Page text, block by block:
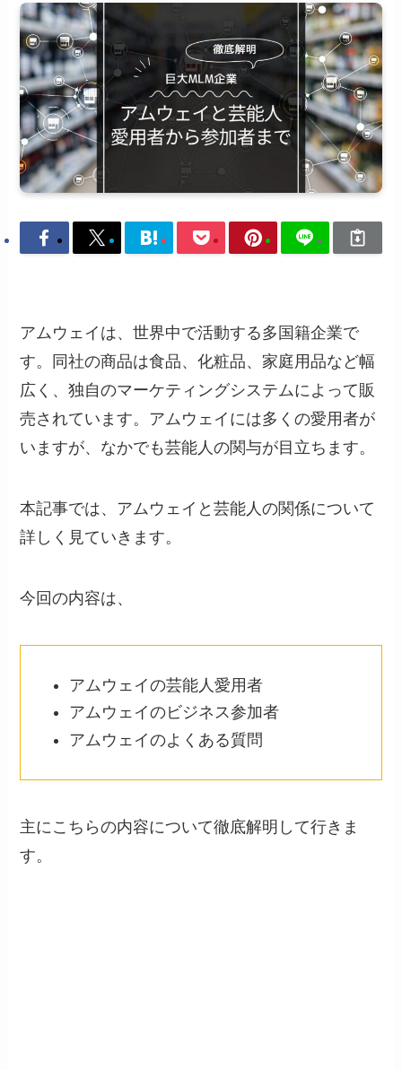
アムウェイは、世界中で活動する多国籍企業で
す。同社の商品は食品、化粧品、家庭用品など幅
広く、独自のマーケティングシステムによって販
売されています。アムウェイには多くの愛用者が
いますが、なかでも芸能人の関与が目立ちます。
本記事では、アムウェイと芸能人の関係について
詳しく見ていきます。
今回の内容は、
アムウェイの芸能人愛用者
アムウェイのビジネス参加者
アムウェイのよくある質問
主にこちらの内容について徹底解明して行きま
す。